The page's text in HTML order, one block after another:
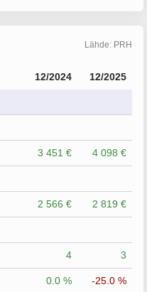
Lähde: PRH
12/2024 12/2025
3 451 € 4 098 €
2 566 € 2 819 €
4 3
0.0 %
-25.0 %